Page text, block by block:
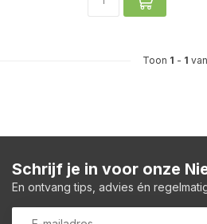
Toon 1 - 1
Schrijf je in voor onze
En ontvang tips, advies én